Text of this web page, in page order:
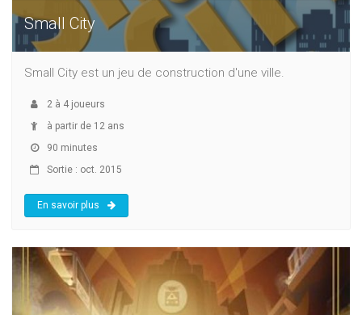
Small City
Small City est un jeu de construction d'une ville.
2 à 4 joueurs
à partir de 12 ans
90 minutes
Sortie : oct. 2015
En savoir plus